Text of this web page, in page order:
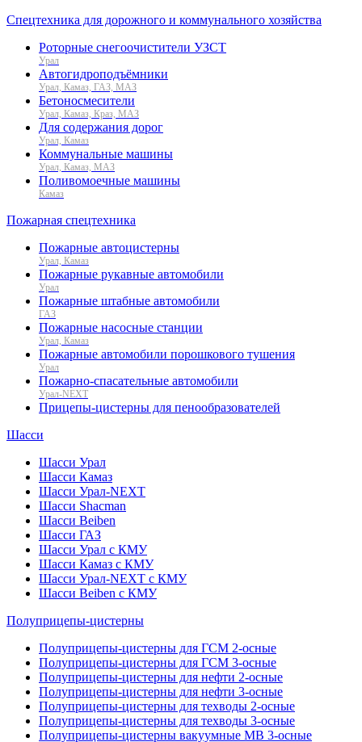
Спецтехника для дорожного и коммунального хозяйства
Роторные снегоочистители УЗСТ
Урал
Автогидроподъёмники
Урал, Камаз, ГАЗ, МАЗ
Бетоносмесители
Урал, Камаз, Краз, МАЗ
Для содержания дорог
Урал, Камаз
Коммунальные машины
Урал, Камаз, МАЗ
Поливомоечные машины
Камаз
Пожарная спецтехника
Пожарные автоцистерны
Урал, Камаз
Пожарные рукавные автомобили
Урал
Пожарные штабные автомобили
ГАЗ
Пожарные насосные станции
Урал, Камаз
Пожарные автомобили порошкового тушения
Урал
Пожарно-спасательные автомобили
Урал-NEXT
Прицепы-цистерны для пенообразователей
Шасси
Шасси Урал
Шасси Камаз
Шасси Урал-NEXT
Шасси Shacman
Шасси Beiben
Шасси ГАЗ
Шасси Урал с КМУ
Шасси Камаз с КМУ
Шасси Урал-NEXT с КМУ
Шасси Beiben с КМУ
Полуприцепы-цистерны
Полуприцепы-цистерны для ГСМ 2-осные
Полуприцепы-цистерны для ГСМ 3-осные
Полуприцепы-цистерны для нефти 2-осные
Полуприцепы-цистерны для нефти 3-осные
Полуприцепы-цистерны для техводы 2-осные
Полуприцепы-цистерны для техводы 3-осные
Полуприцепы-цистерны вакуумные МВ 3-осные